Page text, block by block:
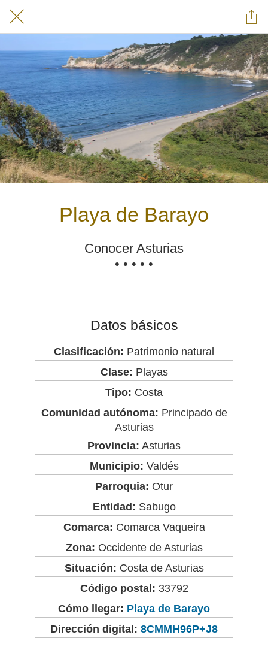
Playa de Barayo
Conocer Asturias
• • • • •
Datos básicos
Clasificación: Patrimonio natural
Clase: Playas
Tipo: Costa
Comunidad autónoma: Principado de
Asturias
Provincia: Asturias
Municipio: Valdés
Parroquia: Otur
Entidad: Sabugo
Comarca: Comarca Vaqueira
Zona: Occidente de Asturias
Situación: Costa de Asturias
Código postal: 33792
Cómo llegar: Playa de Barayo
Dirección digital: 8CMMH96P+J8